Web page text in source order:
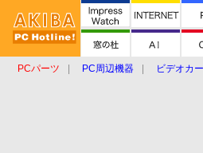
PCパーツ PC周辺機器 ビデオカ